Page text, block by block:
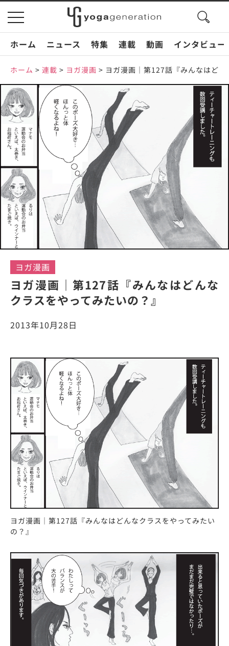
toggle
navigation
search
ホーム
ニュース 特集 連載 動画 インタビュー
ホーム > 連載 > ヨガ漫画 > ヨガ漫画｜第127話『みんなはど
ヨガ漫画
ヨガ漫画｜第127話『みんなはどんな
クラスをやってみたいの？』
2013年10月28日
ヨガ漫画｜第127話『みんなはどんなクラスをやってみたい
の？』